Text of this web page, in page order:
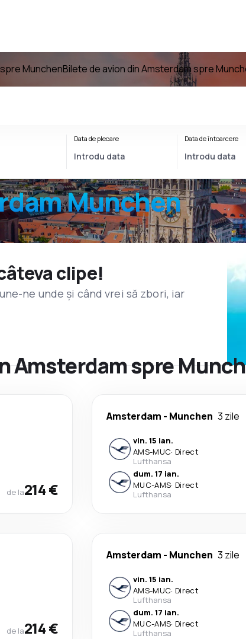
MunchenBilete de avion din Amsterdam spre
Munchen
Data de plecare Data de întoarcere
clipe!
ne unde și când vrei să zbori, iar
Amsterdam spre
de la214 €
Amsterdam - Munchen 3 zile
vin. 15 ian.
AMS-MUC· Direct
Lufthansa
dum. 17 ian.
MUC-AMS· Direct
Lufthansa
de la214 €
Amsterdam - Munchen 3 zile
vin. 15 ian.
AMS-MUC· Direct
Lufthansa
dum. 17 ian.
MUC-AMS· Direct
Lufthansa